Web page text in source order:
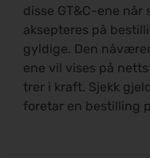
disse GT&C-ene når
aksepteres på
gyldige. Den
ene vil vises på
trer i kraft. Sjekk
foretar en bestilling